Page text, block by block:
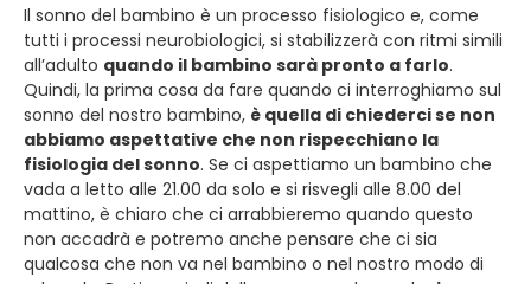
Il sonno del bambino è un processo fisiologico e, come
tutti i processi neurobiologici, si stabilizzerà con ritmi simili
all’adulto quando il bambino sarà pronto a farlo.
Quindi, la prima cosa da fare quando ci interroghiamo sul
sonno del nostro bambino, è quella di chiederci se non
abbiamo aspettative che non rispecchiano la
fisiologia del sonno. Se ci aspettiamo un bambino che
vada a letto alle 21.00 da solo e si risvegli alle 8.00 del
mattino, è chiaro che ci arrabbieremo quando questo
non accadrà e potremo anche pensare che ci sia
qualcosa che non va nel bambino o nel nostro modo di